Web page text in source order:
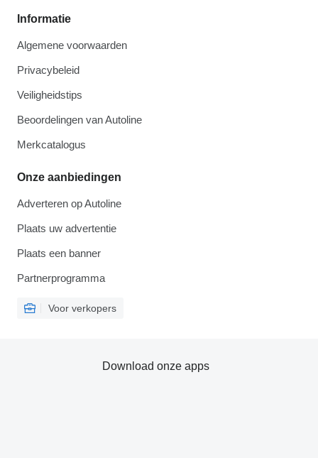
Informatie
Algemene voorwaarden
Privacybeleid
Veiligheidstips
Beoordelingen van Autoline
Merkcatalogus
Onze aanbiedingen
Adverteren op Autoline
Plaats uw advertentie
Plaats een banner
Partnerprogramma
Voor verkopers
Download onze apps